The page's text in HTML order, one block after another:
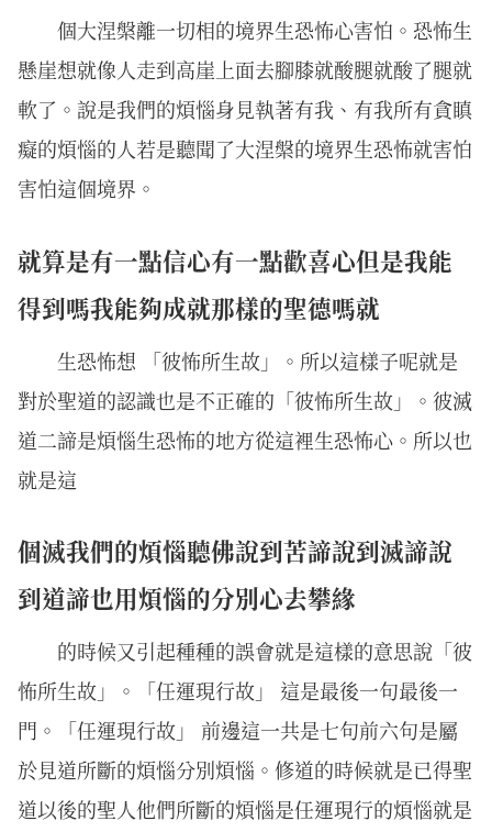
個大涅槃離一切相的境界生恐怖心害怕。恐怖生
懸崖想就像人走到高崖上面去腳膝就酸腿就酸了腿就
軟了。說是我們的煩惱身見執著有我、有我所有貪瞋
癡的煩惱的人若是聽聞了大涅槃的境界生恐怖就害怕
害怕這個境界。
就算是有一點信心有一點歡喜心但是我能
得到嗎我能夠成就那樣的聖德嗎就
生恐怖想 「彼怖所生故」。所以這樣子呢就是
對於聖道的認識也是不正確的「彼怖所生故」。彼滅
道二諦是煩惱生恐怖的地方從這裡生恐怖心。所以也
就是這
個滅我們的煩惱聽佛說到苦諦說到滅諦說
到道諦也用煩惱的分別心去攀緣
的時候又引起種種的誤會就是這樣的意思說「彼
怖所生故」。「任運現行故」 這是最後一句最後一
門。「任運現行故」 前邊這一共是七句前六句是屬
於見道所斷的煩惱分別煩惱。修道的時候就是已得聖
道以後的聖人他們所斷的煩惱是任運現行的煩惱就是